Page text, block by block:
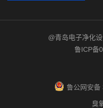
@青岛电子净化
鲁ICP备
鲁公网安
臭